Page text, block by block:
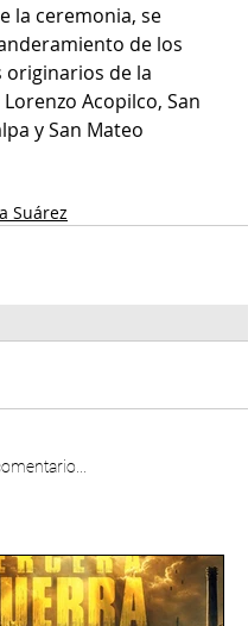
la ceremonia, se
de los
de la
Acopilco, San
y San Mateo
Suárez